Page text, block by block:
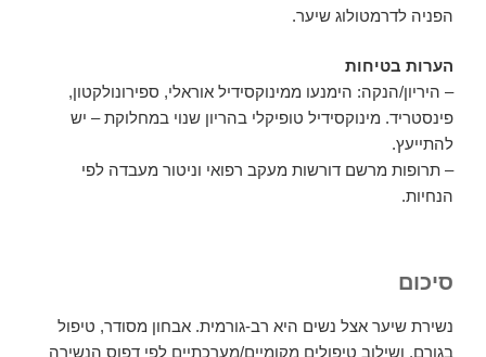
הפניה לדרמטולוג שיער.
הערות בטיחות
– היריון/הנקה: הימנעו ממינוקסידיל אוראלי, ספירונולקטון,
פינסטריד. מינוקסידיל טופיקלי בהריון שנוי במחלוקת – יש
להתייעץ.
– תרופות מרשם דורשות מעקב רפואי וניטור מעבדה לפי
הנחיות.
סיכום
נשירת שיער אצל נשים היא רב-גורמית. אבחון מסודר, טיפול
בגורם, ושילוב טיפולים מקומיים/מערכתיים לפי דפוס הנשירה